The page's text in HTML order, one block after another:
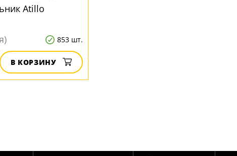
Atillo
853 шт.
В КОРЗИНУ